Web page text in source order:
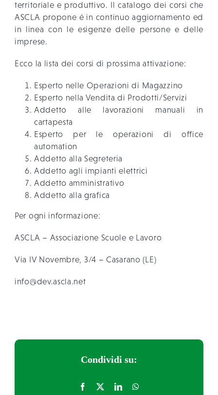
territoriale e produttivo. Il catalogo dei corsi che
ASCLA propone é in continuo aggiornamento ed
in linea con le esigenze delle persone e delle
imprese.
Ecco la lista dei corsi di prossima attivazione:
Esperto nelle Operazioni di Magazzino
Esperto nella Vendita di Prodotti/Servizi
Addetto alle lavorazioni manuali in
cartapesta
Esperto per le operazioni di office
automation
Addetto alla Segreteria
Addetto agli impianti elettrici
Addetto amministrativo
Addetto alla grafica
Per ogni informazione:
ASCLA – Associazione Scuole e Lavoro
Via IV Novembre, 3/4 – Casarano (LE)
info@dev.ascla.net
Condividi su: